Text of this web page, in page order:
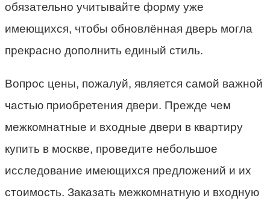
обязательно учитывайте форму уже
имеющихся, чтобы обновлённая дверь могла
прекрасно дополнить единый стиль.
Вопрос цены, пожалуй, является самой важной
частью приобретения двери. Прежде чем
межкомнатные и входные двери в квартиру
купить в москве, проведите небольшое
исследование имеющихся предложений и их
стоимость. Заказать межкомнатную и входную